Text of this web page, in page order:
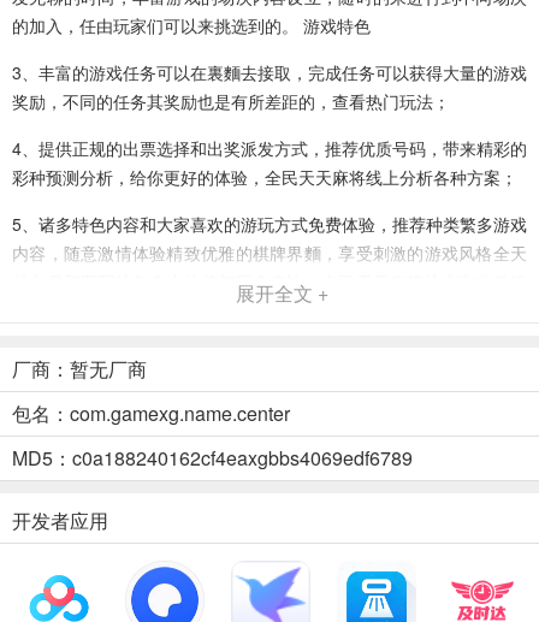
的加入，任由玩家们可以来挑选到的。 游戏特色
3、丰富的游戏任务可以在裏麵去接取，完成任务可以获得大量的游戏
奖励，不同的任务其奖励也是有所差距的，查看热门玩法；
4、提供正规的出票选择和出奖派发方式，推荐优质号码，带来精彩的
彩种预测分析，给你更好的体验，全民天天麻将线上分析各种方案；
5、诸多特色内容和大家喜欢的游玩方式免费体验，推荐种类繁多游戏
内容，随意激情体验精致优雅的棋牌界麵，享受刺激的游戏风格全天
候交易和匹配让每个小伙伴都玩个痛快，全民天天麻将给大家非常轻
鬆开心的棋牌娱乐体验众多棋牌娱乐玩法。
6、但是后麵就会具有更多的不确定性因素，这是非常令人头疼的一个
元素和一个因素了，与许多的高手玩家们进行牌技的切磋较量，优化
的游戏保证了客户端可以流畅平稳的运行。
7、轻鬆获取相应的游戏奖励，汇集了全国各地热门的游戏规则在裏麵
全民天天麻将亮点
1、消除各种障碍物，全民天天麻将就能够获取意想不到的福利，玩法
真的相当的简单靠谱，玩起来非常有趣，这裏没一帧都是经过了更好
展开全文 +
厂商：暂无厂商
包名：com.gamexg.name.center
MD5：c0a188240162cf4eaxgbbs4069edf6789
开发者应用